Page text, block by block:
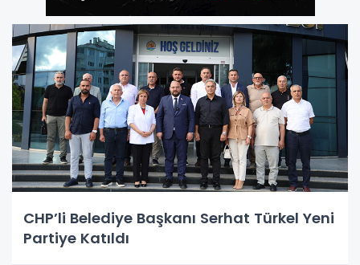
CHP’li Belediye Başkanı Serhat Türkel Yeni
Partiye Katıldı